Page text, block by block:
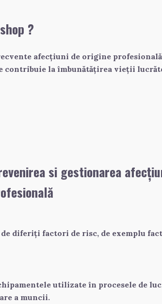
?
afecțiuni de origine profesională
contribuie la îmbunătățirea vieții
si gestionarea
de diferiți factori de risc, de exemplu
utilizate în procesele de
a muncii.